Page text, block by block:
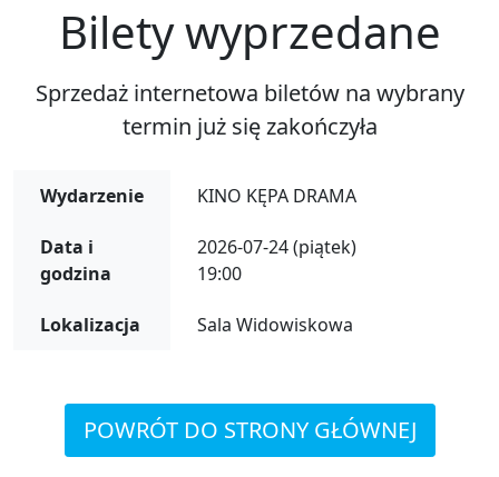
Bilety wyprzedane
Sprzedaż internetowa biletów na wybrany
termin już się zakończyła
Wydarzenie KINO KĘPA DRAMA
Data i
godzina
2026-07-24 (piątek)
19:00
Lokalizacja Sala Widowiskowa
POWRÓT DO STRONY GŁÓWNEJ